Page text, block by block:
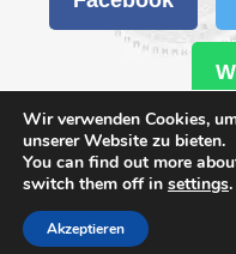
Wir verwenden Cookies,
unserer Website zu bieten.
You can find out more
switch them off in settings.
Akzeptieren